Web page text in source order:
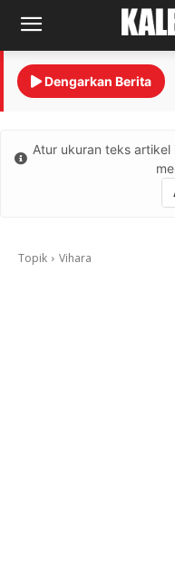
Dengarkan Berita
Atur ukuran teks
Topik Vihara